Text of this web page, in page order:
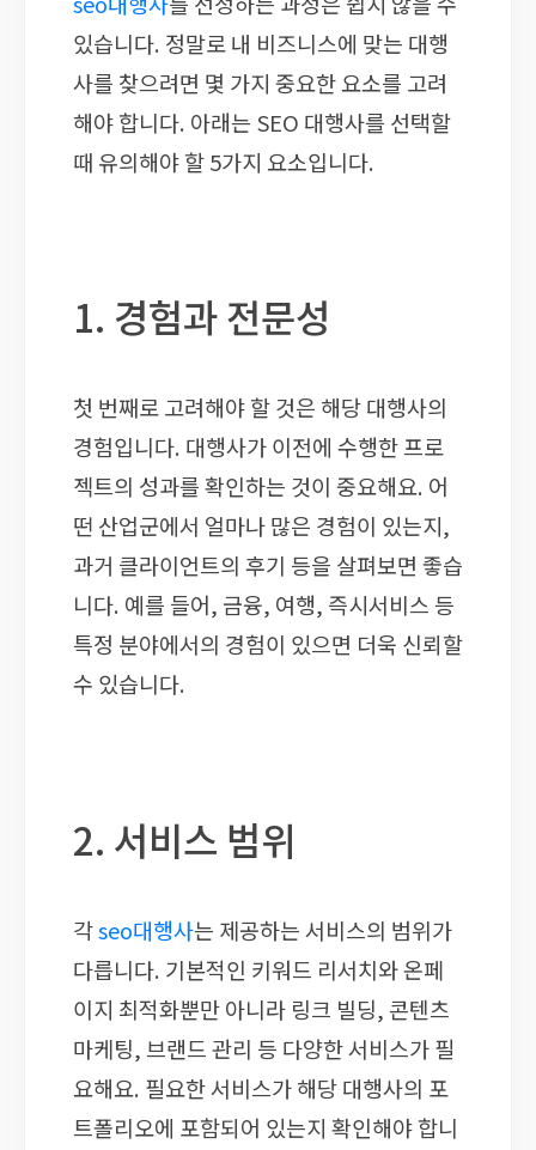
있습니다. 정말로 내 비즈니스에 맞는 대행
사를 찾으려면 몇 가지 중요한 요소를 고려
해야 합니다. 아래는 SEO 대행사를 선택할
때 유의해야 할 5가지 요소입니다.
1. 경험과 전문성
첫 번째로 고려해야 할 것은 해당 대행사의
경험입니다. 대행사가 이전에 수행한 프로
젝트의 성과를 확인하는 것이 중요해요. 어
떤 산업군에서 얼마나 많은 경험이 있는지,
과거 클라이언트의 후기 등을 살펴보면 좋습
니다. 예를 들어, 금융, 여행, 즉시서비스 등
특정 분야에서의 경험이 있으면 더욱 신뢰할
수 있습니다.
2. 서비스 범위
각seo대행사는 제공하는 서비스의 범위가
다릅니다. 기본적인 키워드 리서치와 온페
이지 최적화뿐만 아니라 링크 빌딩, 콘텐츠
마케팅, 브랜드 관리 등 다양한 서비스가 필
요해요. 필요한 서비스가 해당 대행사의 포
트폴리오에 포함되어 있는지 확인해야 합니